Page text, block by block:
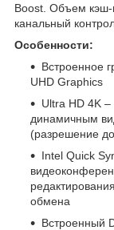
Boost. Объем
канальный
Особенности:
Встроенное
UHD Graphics
Ultra HD 4K
динамичным
(разрешение
Intel Quick
обмена
Встроенный